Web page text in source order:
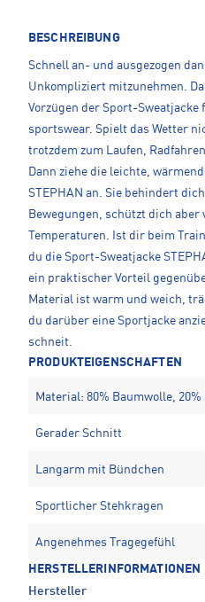
BESCHREIBUNG
Schnell an- und ausgezogen
Unkompliziert mitzunehmen.
Vorzügen der Sport-Sweatjacke
sportswear. Spielt das Wetter
trotzdem zum Laufen,
Dann ziehe die leichte,
STEPHAN an. Sie behindert
Bewegungen, schützt dich aber
Temperaturen. Ist dir beim
du die Sport-Sweatjacke
ein praktischer Vorteil
Material ist warm und weich,
du darüber eine Sportjacke
schneit.
PRODUKTEIGENSCHAFTEN
Material: 80% Baumwolle,
Gerader Schnitt
Langarm mit Bündchen
Sportlicher Stehkragen
Angenehmes Tragegefühl
HERSTELLERINFORMATIONEN
Hersteller